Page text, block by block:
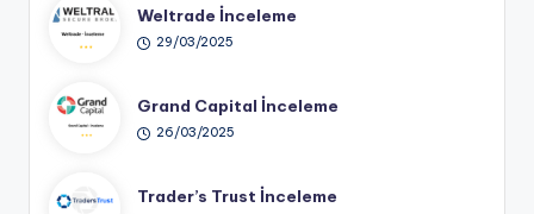
Weltrade İnceleme
29/03/2025
Grand Capital İnceleme
26/03/2025
Trader’s Trust İnceleme